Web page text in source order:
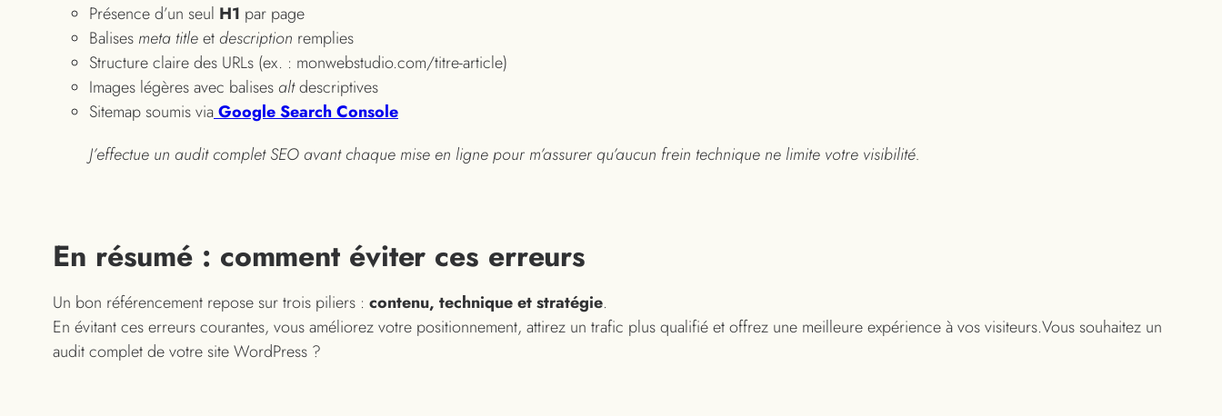
Présence d’un seul H1 par page
Balises meta titleetdescription remplies
Structure claire des URLs (ex. : monwebstudio.com/titre-article)
Images légères avec balisesaltdescriptives
Sitemap soumis viaGoogle Search Console
J’effectue un audit complet SEO avant chaque mise en ligne pour m’assurer qu’aucun frein technique ne limite votre visibilité.
En résumé : comment éviter ces erreurs
Un bon référencement repose sur trois piliers : contenu, technique et stratégie.
En évitant ces erreurs courantes, vous améliorez votre positionnement, attirez un trafic plus qualifié et offrez une meilleure expérience à vos visiteurs.Vous souhaitez un
audit complet de votre site WordPress ?